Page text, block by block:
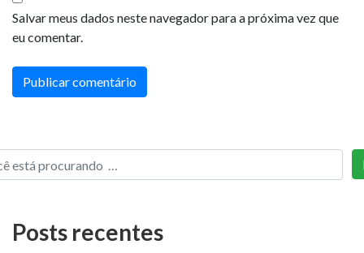
Salvar meus dados neste navegador para a próxima vez que
eu comentar.
Posts recentes